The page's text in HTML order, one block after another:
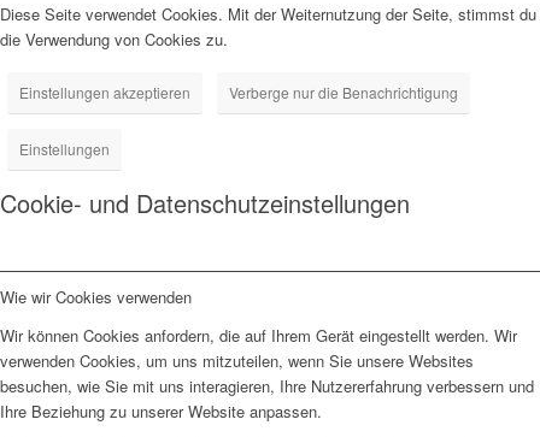
Diese Seite verwendet Cookies. Mit der Weiternutzung der Seite, stimmst du
die Verwendung von Cookies zu.
Einstellungen akzeptieren Verberge nur die Benachrichtigung
Einstellungen
Cookie- und Datenschutzeinstellungen
Wie wir Cookies verwenden
Wir können Cookies anfordern, die auf Ihrem Gerät eingestellt werden. Wir
verwenden Cookies, um uns mitzuteilen, wenn Sie unsere Websites
besuchen, wie Sie mit uns interagieren, Ihre Nutzererfahrung verbessern und
Ihre Beziehung zu unserer Website anpassen.